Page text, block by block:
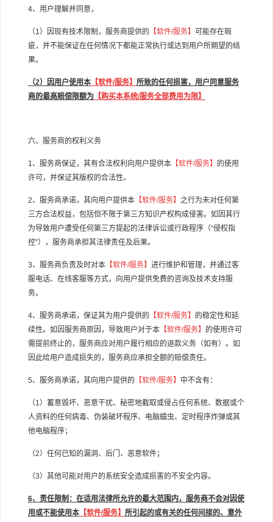
4、用户理解并同意，
（1）因现有技术限制，服务商提供的 【软件/服务】
可能存在瑕
疵，并不能保证在任何情况下都能正常执行或达到用户所期望的结
果。
（2）因用户使用本 【软件/服务】 所致的任何损害，用户同意服务
商的最高赔偿限额为 【购买本系统/服务全部费用为限】
六、服务商的权利义务
1、服务商保证，其有合法权利向用户提供本 【软件/服务】 的使用
许可，并保证其版权的合法性。
2、服务商承诺，其向用户提供本 【软件/服务】 之行为未对任何第
三方合法权益，包括但不限于第三方知识产权构成侵害。如因其行
为导致用户遭受任何第三方提起的法律诉讼或行政程序（“侵权指
控”），服务商承担其法律责任及后果。
3、服务商负责及时对本 【软件/服务】 进行维护和管理，并通过客
服电话、在线客服等方式，向用户提供免费的咨询及技术支持服
务。
4、服务商承诺，保证其为用户提供的 【软件/服务】 的稳定性和延
续性。如因服务商原因，导致用户对于本 【软件/服务】 的使用许可
需提前终止的，服务商应对用户履行相应的退款义务（如有）。如
因此给用户造成损失的，服务商应承担全额的赔偿责任。
5、服务商承诺，其向用户提供的 【软件/服务】 中不含有：
（1）蓄意毁坏、恶意干扰、秘密地截取或侵占任何系统、数据或个
人资料的任何病毒、伪装破坏程序、电脑蠕虫、定时程序炸弹或其
他电脑程序；
（2）任何已知的漏洞、后门、恶意软件；
（3）其他可能对用户的系统安全造成损害的不安全内容。
6、责任限制：在适用法律所允许的最大范围内，服务商不会对因使
用或不能使用本 【软件/服务】 所引起的或有关的任何间接的、意外